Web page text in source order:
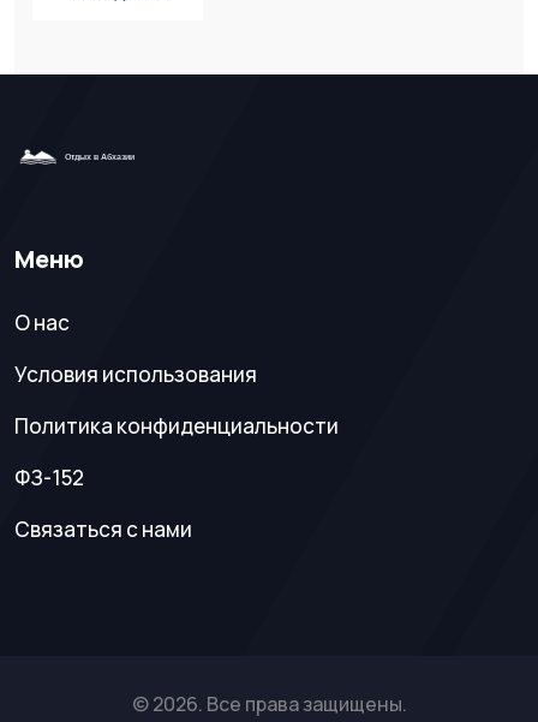
Меню
О нас
Условия использования
Политика конфиденциальности
ФЗ-152
Связаться с нами
© 2026. Все права защищены.